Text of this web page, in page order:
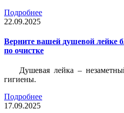
Подробнее
22.09.2025
Верните вашей душевой лейке
по очистке
Душевая лейка –
гигиены.
Подробнее
17.09.2025